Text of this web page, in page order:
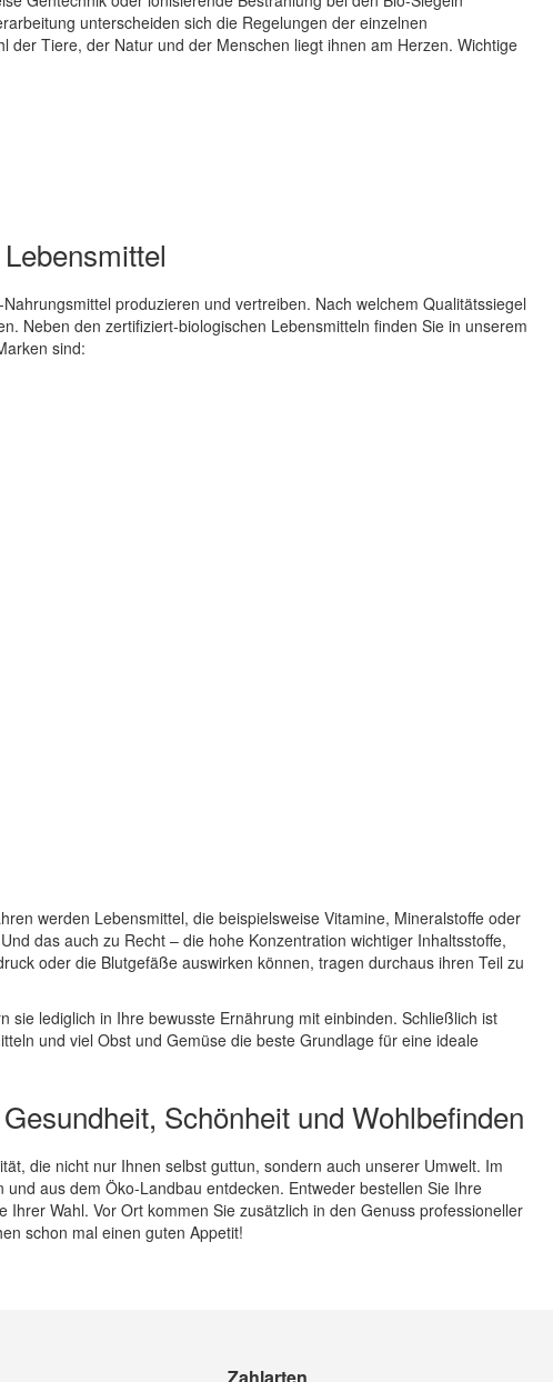
unterscheiden sich die Regelungen der einzelnen
Tiere, der Natur und der Menschen liegt ihnen am Herzen. Wichtige
produzieren und vertreiben. Nach welchem Qualitätssiegel
Neben den zertifiziert-biologischen Lebensmitteln finden Sie in unserem
sind:
werden Lebensmittel, die beispielsweise Vitamine, Mineralstoffe oder
das auch zu Recht – die hohe Konzentration wichtiger Inhaltsstoffe,
oder die Blutgefäße auswirken können, tragen durchaus ihren Teil zu
lediglich in Ihre bewusste Ernährung mit einbinden. Schließlich ist
und viel Obst und Gemüse die beste Grundlage für eine ideale
Schönheit und Wohlbefinden
die nicht nur Ihnen selbst guttun, sondern auch unserer Umwelt. Im
aus dem Öko-Landbau entdecken. Entweder bestellen Sie Ihre
Wahl. Vor Ort kommen Sie zusätzlich in den Genuss professioneller
schon mal einen guten Appetit!